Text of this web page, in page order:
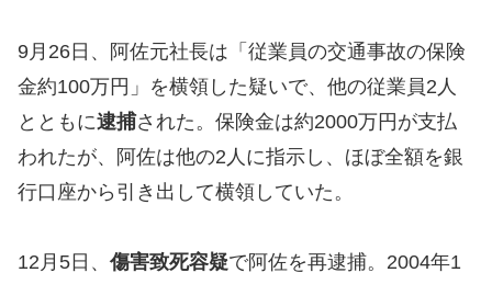
9月26日、阿佐元社長は「従業員の交通事故の保険
金約100万円」を横領した疑いで、他の従業員2人
とともに逮捕された。保険金は約2000万円が支払
われたが、阿佐は他の2人に指示し、ほぼ全額を銀
行口座から引き出して横領していた。
12月5日、傷害致死容疑で阿佐を再逮捕。2004年1